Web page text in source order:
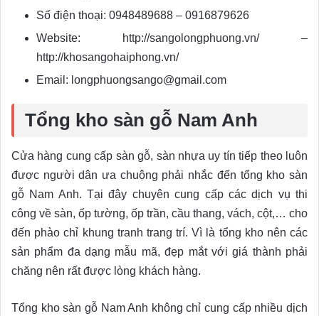
Số điện thoại: 0948489688 – 0916879626
Website: http://sangolongphuong.vn/ –
http://khosangohaiphong.vn/
Email: longphuongsango@gmail.com
Tổng kho sàn gỗ Nam Anh
Cửa hàng cung cấp sàn gỗ, sàn nhựa uy tín tiếp theo luôn
được người dân ưa chuộng phải nhắc đến tổng kho sàn
gỗ Nam Anh. Tại đây chuyên cung cấp các dịch vụ thi
công về sàn, ốp tường, ốp trần, cầu thang, vách, cột,… cho
đến phào chỉ khung tranh trang trí. Vì là tổng kho nên các
sản phẩm đa dạng mẫu mã, đẹp mắt với giá thành phải
chăng nên rất được lòng khách hàng.
Tổng kho sàn gỗ Nam Anh không chỉ cung cấp nhiều dịch